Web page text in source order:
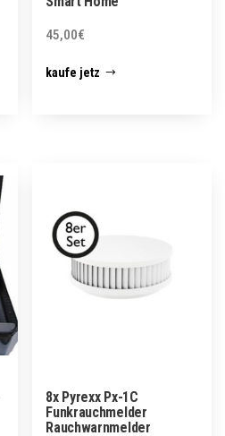
45,00€
kaufe jetz
8x Pyrexx Px-1C
Funkrauchmelder
Rauchwarnmelder